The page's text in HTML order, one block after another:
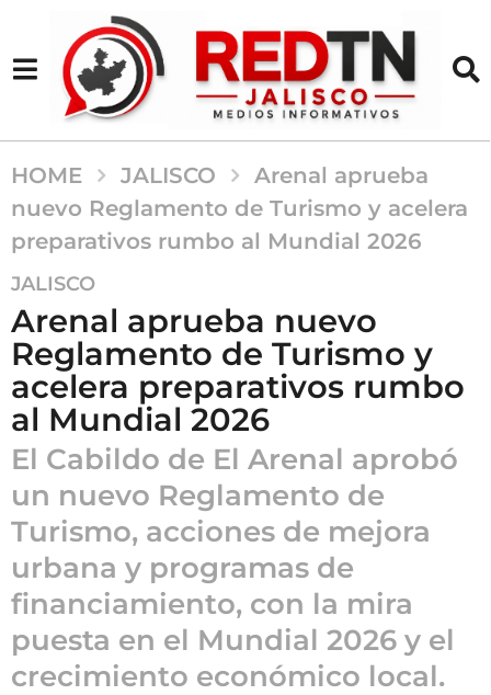
HOME JALISCO
Arenal aprueba
nuevo Reglamento de Turismo y acelera
preparativos rumbo al Mundial 2026
2
m
e
s
e
s
a
g
o
m
e
s
e
s
a
JALISCO
Arenal aprueba nuevo
Reglamento de Turismo y
acelera preparativos rumbo
al Mundial 2026
El Cabildo de El Arenal aprobó
un nuevo Reglamento de
Turismo, acciones de mejora
urbana y programas de
financiamiento, con la mira
puesta en el Mundial 2026 y el
crecimiento económico local.